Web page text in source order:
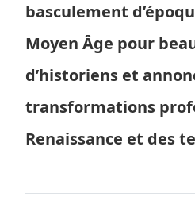
basculement
Moyen Âge pour
d’historiens et
transformations
Renaissance et des